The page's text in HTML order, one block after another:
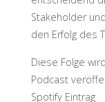
Stakeholder
den Erfolg des
Diese Folge
Podcast
Spotify Eintrag